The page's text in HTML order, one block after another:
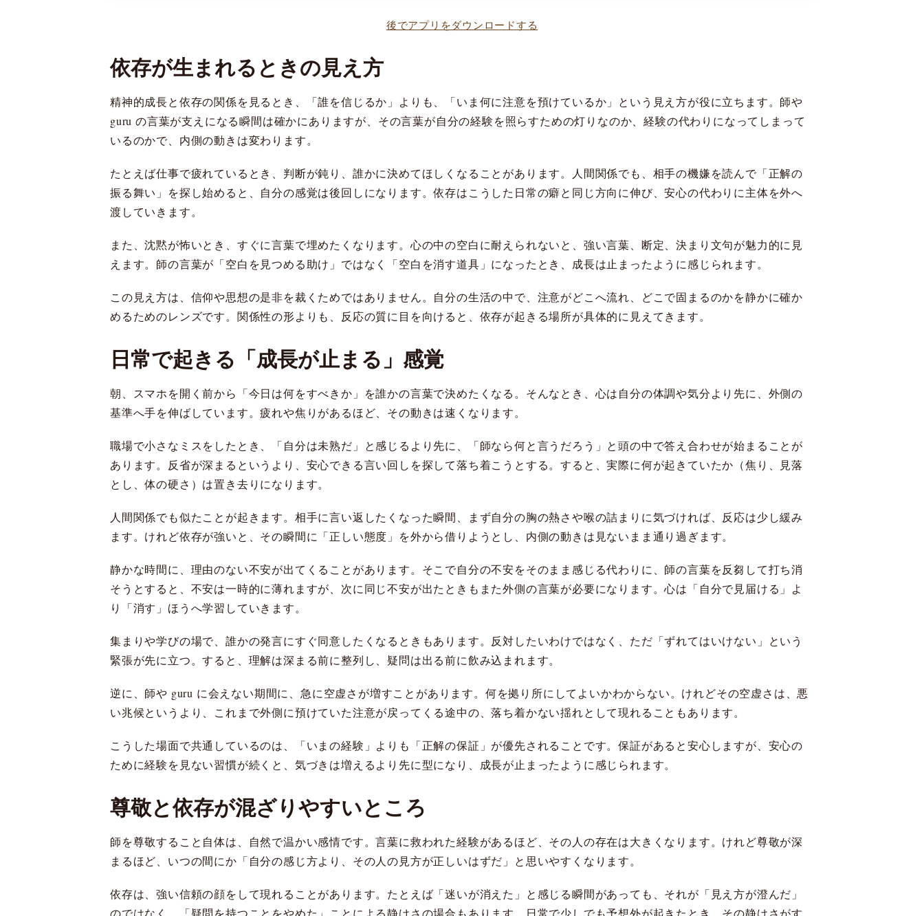
後でアプリをダウンロードする
依存が生まれるときの見え方
精神的成長と依存の関係を見るとき、「誰を信じるか」よりも、「いま何に注意を預けているか」という見え方が役に立ちます。師や
guru の言葉が支えになる瞬間は確かにありますが、その言葉が自分の経験を照らすための灯りなのか、経験の代わりになってしまって
いるのかで、内側の動きは変わります。
たとえば仕事で疲れているとき、判断が鈍り、誰かに決めてほしくなることがあります。人間関係でも、相手の機嫌を読んで「正解の
振る舞い」を探し始めると、自分の感覚は後回しになります。依存はこうした日常の癖と同じ方向に伸び、安心の代わりに主体を外へ
渡していきます。
また、沈黙が怖いとき、すぐに言葉で埋めたくなります。心の中の空白に耐えられないと、強い言葉、断定、決まり文句が魅力的に見
えます。師の言葉が「空白を見つめる助け」ではなく「空白を消す道具」になったとき、成長は止まったように感じられます。
この見え方は、信仰や思想の是非を裁くためではありません。自分の生活の中で、注意がどこへ流れ、どこで固まるのかを静かに確か
めるためのレンズです。関係性の形よりも、反応の質に目を向けると、依存が起きる場所が具体的に見えてきます。
日常で起きる「成長が止まる」感覚
朝、スマホを開く前から「今日は何をすべきか」を誰かの言葉で決めたくなる。そんなとき、心は自分の体調や気分より先に、外側の
基準へ手を伸ばしています。疲れや焦りがあるほど、その動きは速くなります。
職場で小さなミスをしたとき、「自分は未熟だ」と感じるより先に、「師なら何と言うだろう」と頭の中で答え合わせが始まることが
あります。反省が深まるというより、安心できる言い回しを探して落ち着こうとする。すると、実際に何が起きていたか（焦り、見落
とし、体の硬さ）は置き去りになります。
人間関係でも似たことが起きます。相手に言い返したくなった瞬間、まず自分の胸の熱さや喉の詰まりに気づければ、反応は少し緩み
ます。けれど依存が強いと、その瞬間に「正しい態度」を外から借りようとし、内側の動きは見ないまま通り過ぎます。
静かな時間に、理由のない不安が出てくることがあります。そこで自分の不安をそのまま感じる代わりに、師の言葉を反芻して打ち消
そうとすると、不安は一時的に薄れますが、次に同じ不安が出たときもまた外側の言葉が必要になります。心は「自分で見届ける」よ
り「消す」ほうへ学習していきます。
集まりや学びの場で、誰かの発言にすぐ同意したくなるときもあります。反対したいわけではなく、ただ「ずれてはいけない」という
緊張が先に立つ。すると、理解は深まる前に整列し、疑問は出る前に飲み込まれます。
逆に、師や guru に会えない期間に、急に空虚さが増すことがあります。何を拠り所にしてよいかわからない。けれどその空虚さは、悪
い兆候というより、これまで外側に預けていた注意が戻ってくる途中の、落ち着かない揺れとして現れることもあります。
こうした場面で共通しているのは、「いまの経験」よりも「正解の保証」が優先されることです。保証があると安心しますが、安心の
ために経験を見ない習慣が続くと、気づきは増えるより先に型になり、成長が止まったように感じられます。
尊敬と依存が混ざりやすいところ
師を尊敬すること自体は、自然で温かい感情です。言葉に救われた経験があるほど、その人の存在は大きくなります。けれど尊敬が深
まるほど、いつの間にか「自分の感じ方より、その人の見方が正しいはずだ」と思いやすくなります。
依存は、強い信頼の顔をして現れることがあります。たとえば「迷いが消えた」と感じる瞬間があっても、それが「見え方が澄んだ」
のではなく、「疑問を持つことをやめた」ことによる静けさの場合もあります。日常で少しでも予想外が起きたとき、その静けさがす